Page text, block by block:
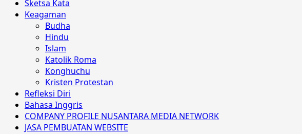
Sketsa Kata
Keagaman
Budha
Hindu
Islam
Katolik Roma
Konghuchu
Kristen Protestan
Refleksi Diri
Bahasa Inggris
COMPANY PROFILE NUSANTARA MEDIA NETWORK
JASA PEMBUATAN WEBSITE